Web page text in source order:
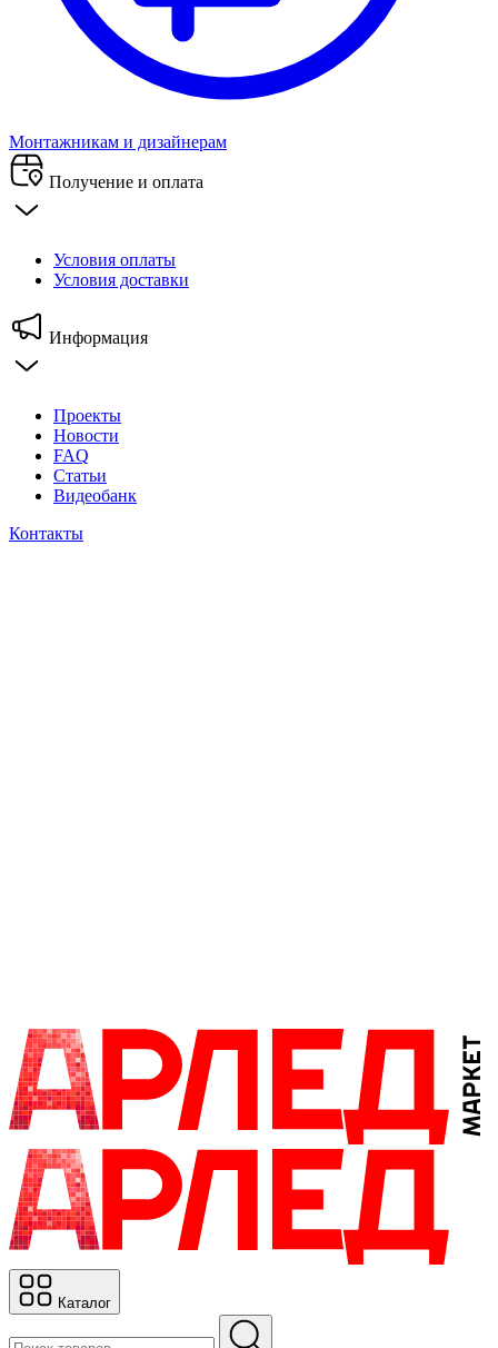
Монтажникам и дизайнерам
Получение и оплата
Условия оплаты
Условия доставки
Информация
Проекты
Новости
FAQ
Статьи
Видеобанк
Контакты
Каталог